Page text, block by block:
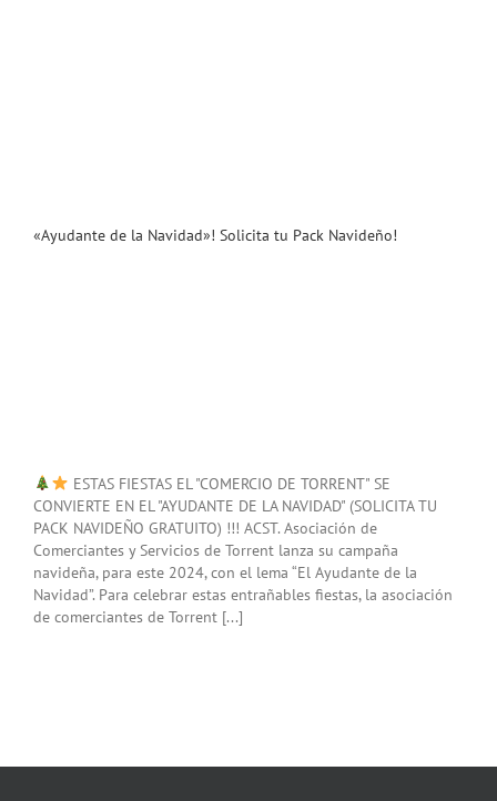
«Ayudante de la Navidad»! Solicita tu Pack Navideño!
ESTAS FIESTAS EL "COMERCIO DE TORRENT" SE
CONVIERTE EN EL "AYUDANTE DE LA NAVIDAD" (SOLICITA TU
PACK NAVIDEÑO GRATUITO) !!! ACST. Asociación de
Comerciantes y Servicios de Torrent lanza su campaña
navideña, para este 2024, con el lema “El Ayudante de la
Navidad”. Para celebrar estas entrañables fiestas, la asociación
de comerciantes de Torrent [...]